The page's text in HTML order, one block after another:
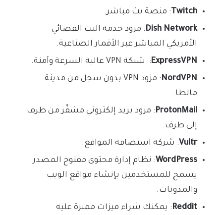
Twitch : منصة بث مباشر.
Dish Network: مزود خدمة البث الفضائي
الأمريكي المباشر عبر الأقمار الصناعية.
ExpressVPN: شبكة VPN عالية السرعة وآمنة.
NordVPN
: مزود VPN بدون سجل من مدينة
مالطا.
ProtonMail: مزود بريد إلكتروني مشفّر من طرف
إلى طرف.
Vultr: شركة استضافة المواقع.
WordPress: نظام إدارة محتوى مفتوح المصدر
يسمح للمستخدمين بإنشاء مواقع الويب
والمدونات.
Reddit: يمكنك شراء ميزات مميزة عليه